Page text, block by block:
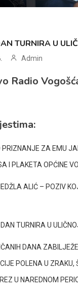
TURNIRA U
Admin
Radio
PRIZNANJE ZA EMU
I PLAKETA OPĆINE
ALIĆ – POZIV
TURNIRA U
DANA
POLENA U
U NAREDNOM